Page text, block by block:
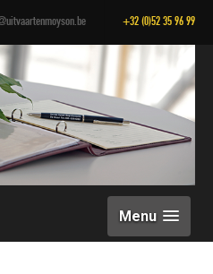
+32 (0)52 35 96 99
Menu